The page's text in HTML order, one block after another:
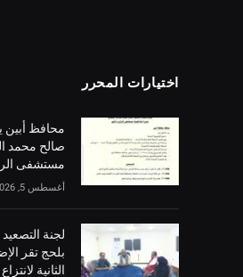
اختيارات المحرر
محافظ أبين
صالح محمد
مستشفى
أغسطس 5, 2026
لجنة
بلحج تقر
الثانية